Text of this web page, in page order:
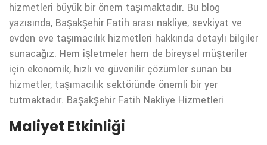
hizmetleri büyük bir önem taşımaktadır. Bu blog
yazısında, Başakşehir Fatih arası nakliye, sevkiyat ve
evden eve taşımacılık hizmetleri hakkında detaylı bilgiler
sunacağız. Hem işletmeler hem de bireysel müşteriler
için ekonomik, hızlı ve güvenilir çözümler sunan bu
hizmetler, taşımacılık sektöründe önemli bir yer
tutmaktadır. Başakşehir Fatih Nakliye Hizmetleri
Maliyet Etkinliği